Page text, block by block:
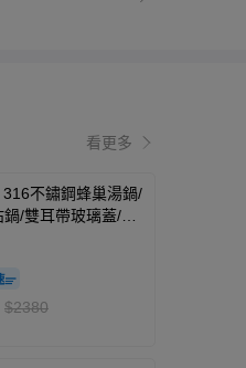
看更多
不鏽鋼蜂巢湯鍋/
/雙耳帶玻璃蓋/附
$2380